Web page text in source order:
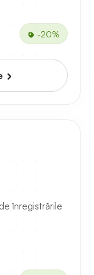
-20%
înregistrările